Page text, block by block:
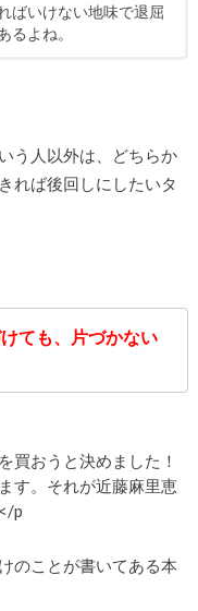
ばいけない地味で退屈
るよね。
う人以外は、どちらか
れば後回しにしたいタ
ても、片づかない
買おうと決めました！
す。それが近藤麻里恵
p
のことが書いてある本